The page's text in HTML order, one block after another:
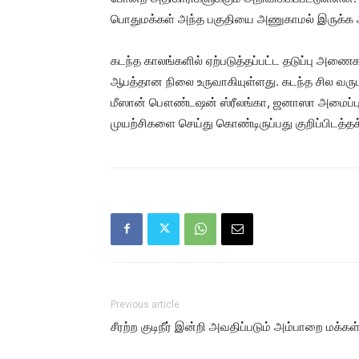
பொதுமக்கள் அந்த பகுதியை அணுகாமல் இருக்க
கடந்த காலங்களில் ஏற்படுத்தப்பட்ட தடுப்பு
ஆபத்தான நிலை உருவாகியுள்ளது. கடந்த சில
மீஸான் பௌண்டஷன் ஸ்ரீலங்கா, ஜனாஸா
முயற்சிகளை செய்து கொண்டிருப்பது
Previous article
சீரற்ற குடிநீர் இன்றி அவதிப்படும் அம்பாறை